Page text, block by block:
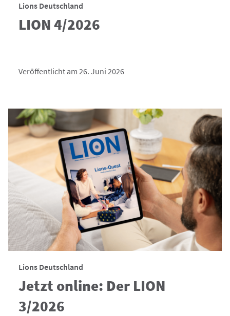
Lions Deutschland
LION 4/2026
Veröffentlicht am 26. Juni 2026
Lions Deutschland
Jetzt online: Der LION
3/2026